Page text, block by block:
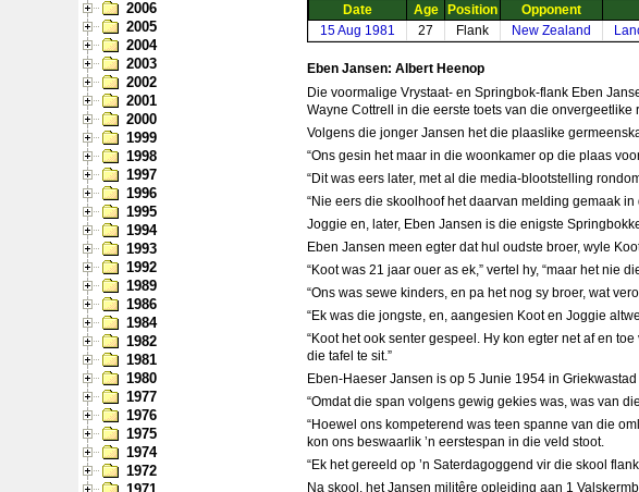
2006
2005
2004
2003
2002
2001
2000
1999
1998
1997
1996
1995
1994
1993
1992
1989
1986
1984
1982
1981
1980
1977
1976
1975
1974
1972
Date
Age Position Opponent
15 Aug 1981
27 Flank New Zealand
Eben Jansen: Albert Heenop
Die voormalige Vrystaat- en Springbok-flank Eben
Wayne Cottrell in die eerste toets van die onvergeetlike
Volgens die jonger Jansen het die plaaslike
“Ons gesin het maar in die woonkamer op die plaas
“Dit was eers later, met al die media-blootstelling
“Nie eers die skoolhoof het daarvan melding gemaak in
Joggie en, later, Eben Jansen is die enigste
Eben Jansen meen egter dat hul oudste broer, wyle
“Koot was 21 jaar ouer as ek,” vertel hy, “maar het nie
“Ons was sewe kinders, en pa het nog sy broer, wat
“Ek was die jongste, en, aangesien Koot en Joggie
“Koot het ook senter gespeel. Hy kon egter net af en
die tafel te sit.”
Eben-Haeser Jansen is op 5 Junie 1954 in
“Omdat die span volgens gewig gekies was, was van
“Hoewel ons kompeterend was teen spanne van die
kon ons beswaarlik ’n eerstespan in die veld stoot.
“Ek het gereeld op ’n Saterdagoggend vir die skool
Na skool, het Jansen militêre opleiding aan 1